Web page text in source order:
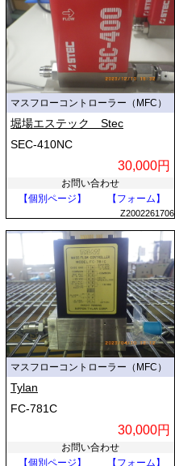
マスフローコントローラー（MFC）
堀場エステック Stec
SEC-410NC
30,000円
お問い合わせ
【個別ページ】
【フォーム】
Z2002261706
マスフローコントローラー（MFC）
Tylan
FC-781C
30,000円
お問い合わせ
【個別ページ】
【フォーム】